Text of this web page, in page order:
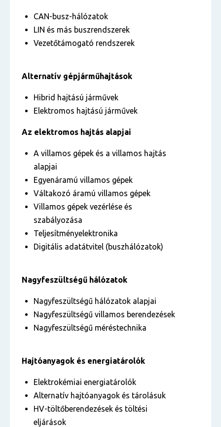
CAN-busz-hálózatok
LIN és más buszrendszerek
Vezetőtámogató rendszerek
Alternatív gépjárműhajtások
Hibrid hajtású járművek
Elektromos hajtású járművek
Az elektromos hajtás alapjai
A villamos gépek és a villamos hajtás
alapjai
Egyenáramú villamos gépek
Váltakozó áramú villamos gépek
Villamos gépek vezérlése és
szabályozása
Teljesítményelektronika
Digitális adatátvitel (buszhálózatok)
Nagyfeszültségű hálózatok
Nagyfeszültségű hálózatok alapjai
Nagyfeszültségű villamos berendezések
Nagyfeszültségű méréstechnika
Hajtóanyagok és energiatárolók
Elektrokémiai energiatárolók
Alternatív hajtóanyagok és tárolásuk
HV-töltőberendezések és töltési
eljárások